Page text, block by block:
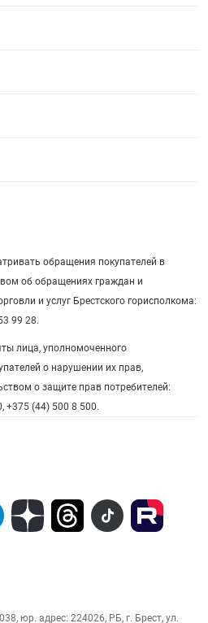
обращения покупателей в
об обращениях граждан и
и услуг Брестского горисполкома:
99 28.
лица, уполномоченного
о нарушении их прав,
о защите прав потребителей:
+375 (44) 500 8 500.
юр. адрес: 224026, РБ, г. Брест, ул.